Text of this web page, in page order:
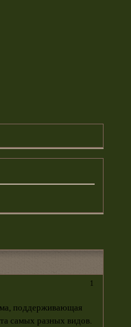
1
поддерживающая
самых разных видов.